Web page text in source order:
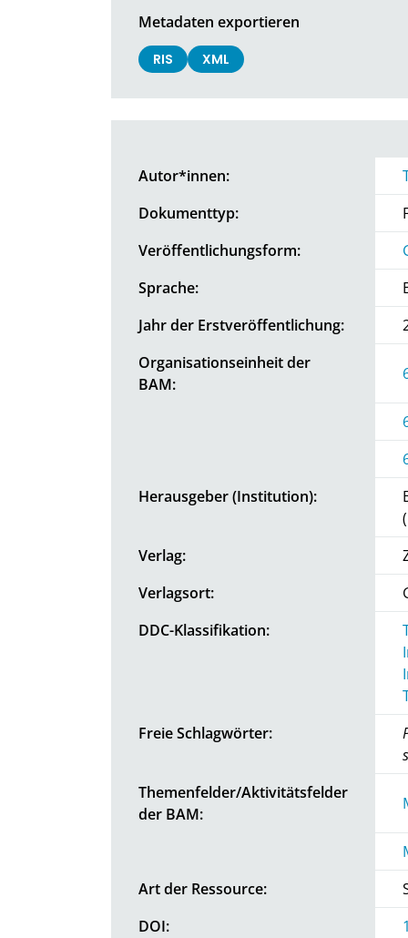
Metadaten exportieren
RIS XML
Autor*innen:
Dokumenttyp:
Veröffentlichungsform:
Sprache:
Jahr der Erstveröffentlichung:
Organisationseinheit der
BAM:
Herausgeber (Institution):
Verlag:
Verlagsort:
DDC-Klassifikation:
Freie Schlagwörter:
Themenfelder/Aktivitätsfelder
der BAM:
Art der Ressource:
DOI: